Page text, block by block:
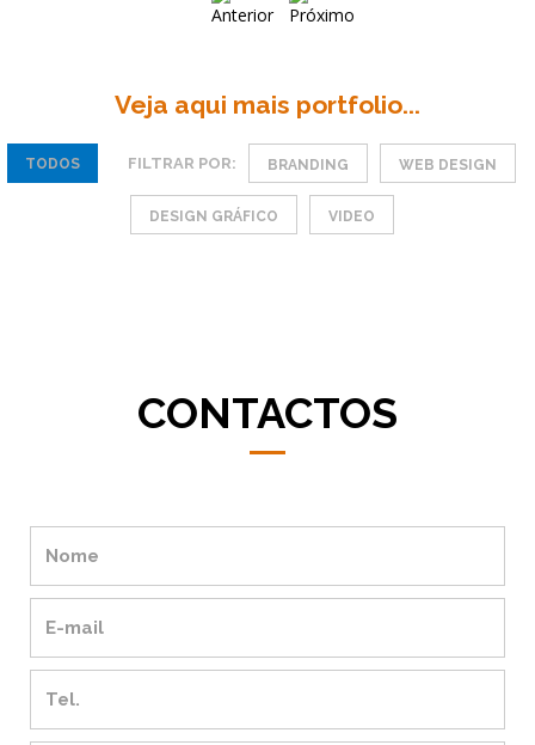
Veja aqui mais portfolio...
TODOS FILTRAR POR: BRANDING WEB DESIGN
DESIGN GRÁFICO VIDEO
CONTACTOS